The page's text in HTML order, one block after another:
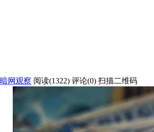
暗网观察 阅读(1322) 评论(0) 扫描二维码